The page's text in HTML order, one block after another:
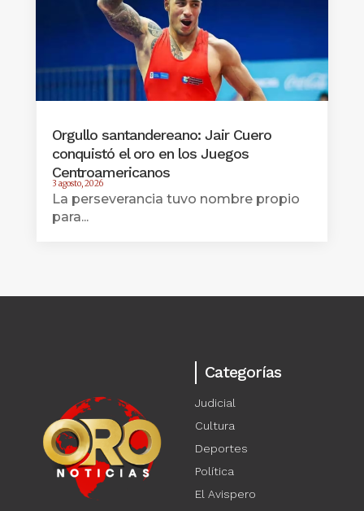
Orgullo santandereano: Jair Cuero
conquistó el oro en los Juegos
Centroamericanos
3 agosto, 2026
La perseverancia tuvo nombre propio
para...
Categorías
Judicial
Cultura
Deportes
Política
El Avispero